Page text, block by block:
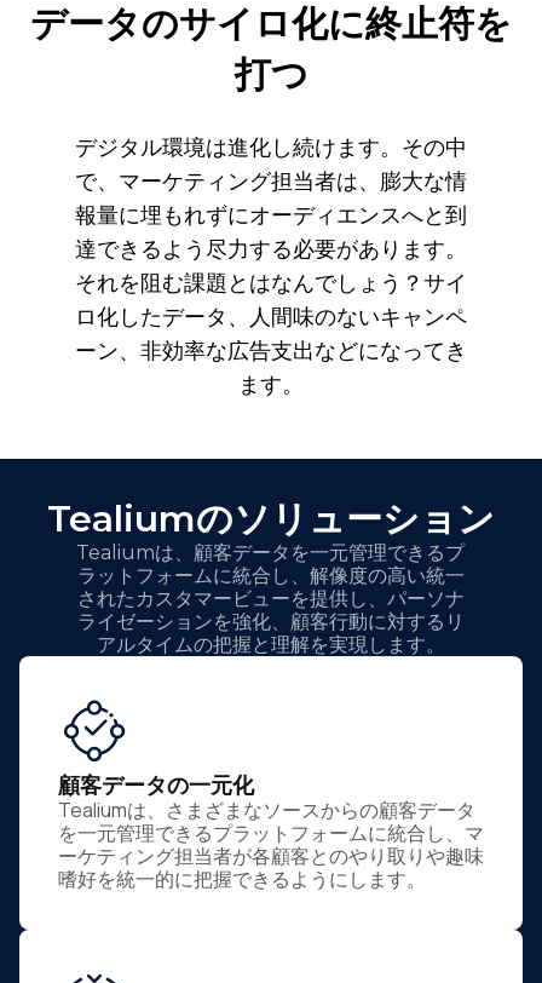
データのサイロ化に終止符を
打つ
デジタル環境は進化し続けます。その中
で、マーケティング担当者は、膨大な情
報量に埋もれずにオーディエンスへと到
達できるよう尽力する必要があります。
それを阻む課題とはなんでしょう？サイ
ロ化したデータ、人間味のないキャンペ
ーン、非効率な広告支出などになってき
ます。
Tealiumのソリューション
Tealiumは、顧客データを一元管理できるプ
ラットフォームに統合し、解像度の高い統一
されたカスタマービューを提供し、パーソナ
ライゼーションを強化、顧客行動に対するリ
アルタイムの把握と理解を実現します。
顧客データの一元化
Tealiumは、さまざまなソースからの顧客データ
を一元管理できるプラットフォームに統合し、マ
ーケティング担当者が各顧客とのやり取りや趣味
嗜好を統一的に把握できるようにします。